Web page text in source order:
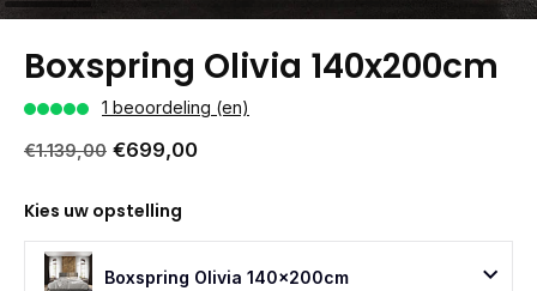
Boxspring Olivia 140x200cm
1 beoordeling (en)
€1.139,00 €699,00
Kies uw opstelling
Boxspring Olivia 140x200cm